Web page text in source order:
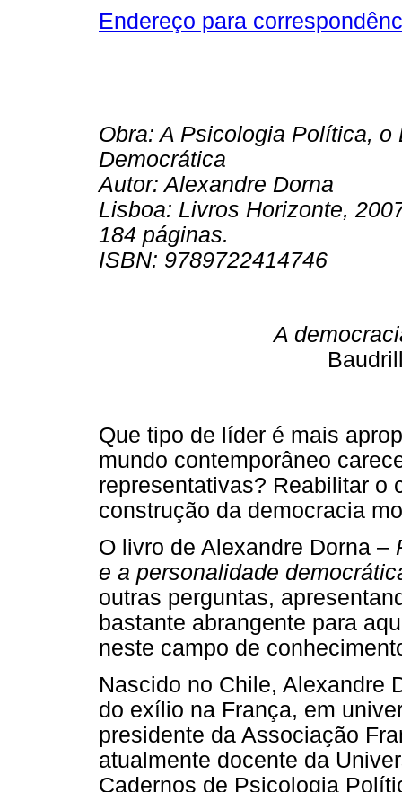
Endereço para
Obra: A Psicologia Política,
Democrática
Autor: Alexandre Dorna
Lisboa: Livros Horizonte,
184 páginas.
ISBN: 9789722414746
A
Que tipo de líder é mais
mundo contemporâneo
representativas? Reabilitar o
construção da democracia
O livro de Alexandre Dorna –
e a personalidade
outras perguntas,
bastante abrangente para
neste campo de
Nascido no Chile, Alexandre
do exílio na França, em
presidente da Associação
atualmente docente da
Cadernos de Psicologia